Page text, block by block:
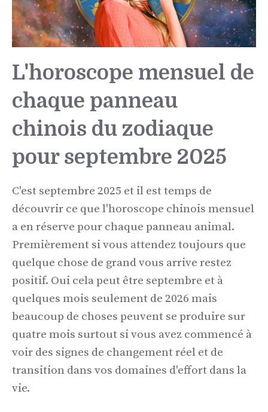
L'horoscope mensuel de
chaque panneau
chinois du zodiaque
pour septembre 2025
C'est septembre 2025 et il est temps de
découvrir ce que l'horoscope chinois mensuel
a en réserve pour chaque panneau animal.
Premièrement si vous attendez toujours que
quelque chose de grand vous arrive restez
positif. Oui cela peut être septembre et à
quelques mois seulement de 2026 mais
beaucoup de choses peuvent se produire sur
quatre mois surtout si vous avez commencé à
voir des signes de changement réel et de
transition dans vos domaines d'effort dans la
vie.